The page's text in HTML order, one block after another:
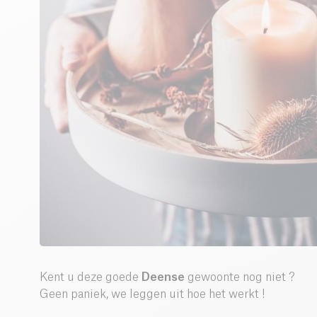
Kent u deze goede Deense gewoonte nog niet ?
Geen paniek, we leggen uit hoe het werkt !